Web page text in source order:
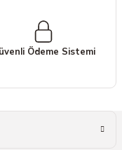
Ödeme Sistemi